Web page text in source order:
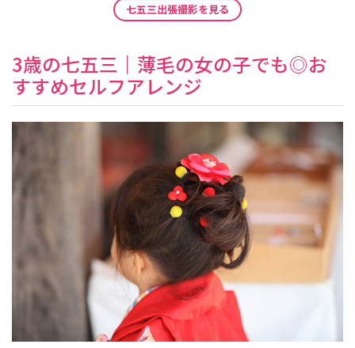
七五三出張撮影を見る
3歳の七五三｜薄毛の女の子でも◎お
すすめセルフアレンジ